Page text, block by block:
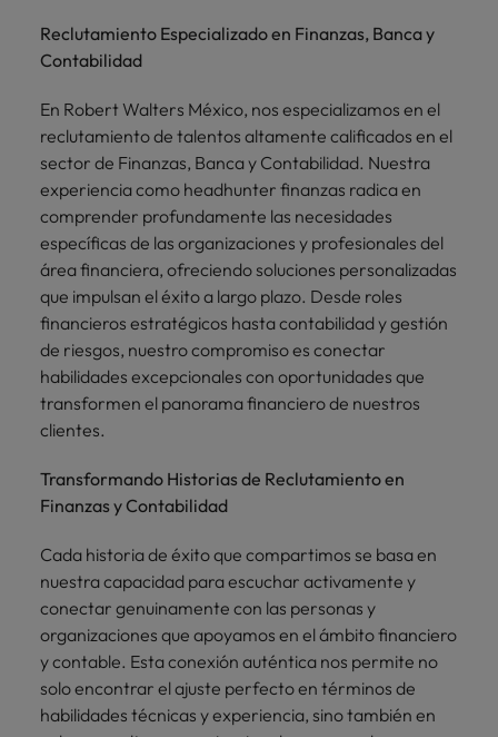
Reclutamiento Especializado en Finanzas, Banca y
Contabilidad
En Robert Walters México, nos especializamos en el
reclutamiento de talentos altamente calificados en el
sector de Finanzas, Banca y Contabilidad. Nuestra
experiencia como headhunter finanzas radica en
comprender profundamente las necesidades
específicas de las organizaciones y profesionales del
área financiera, ofreciendo soluciones personalizadas
que impulsan el éxito a largo plazo. Desde roles
financieros estratégicos hasta contabilidad y gestión
de riesgos, nuestro compromiso es conectar
habilidades excepcionales con oportunidades que
transformen el panorama financiero de nuestros
clientes.
Transformando Historias de Reclutamiento en
Finanzas y Contabilidad
Cada historia de éxito que compartimos se basa en
nuestra capacidad para escuchar activamente y
conectar genuinamente con las personas y
organizaciones que apoyamos en el ámbito financiero
y contable. Esta conexión auténtica nos permite no
solo encontrar el ajuste perfecto en términos de
habilidades técnicas y experiencia, sino también en